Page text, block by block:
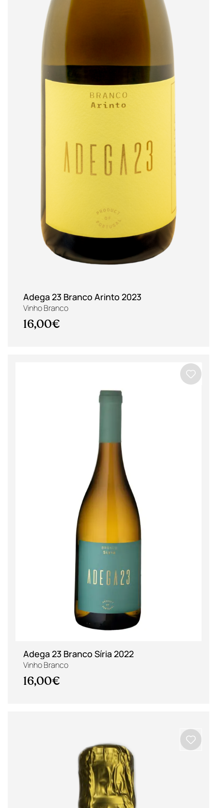
Adega 23 Branco Arinto 2023
Vinho Branco
16,00€
Adega 23 Branco Síria 2022
Vinho Branco
16,00€